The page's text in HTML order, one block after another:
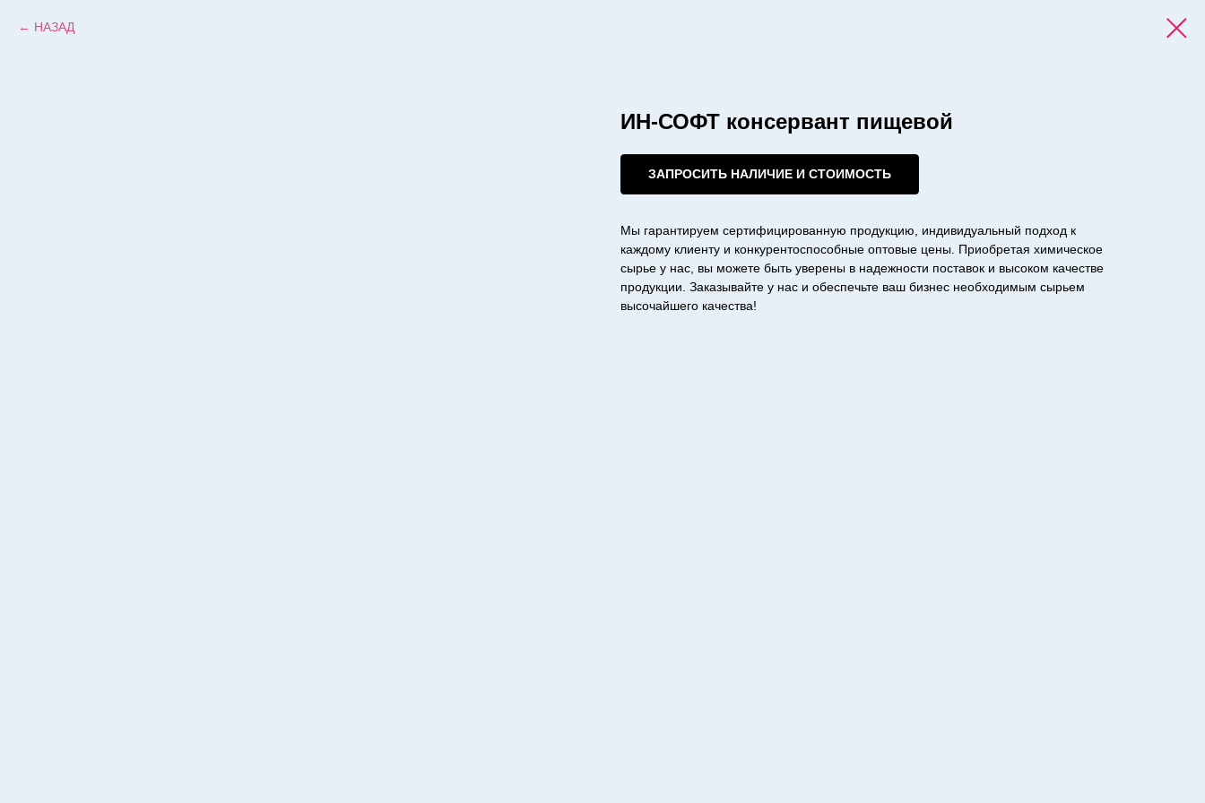
НАЗАД
ИН-СОФТ консервант пищевой
ЗАПРОСИТЬ НАЛИЧИЕ И СТОИМОСТЬ
Мы гарантируем сертифицированную продукцию, индивидуальный подход к
каждому клиенту и конкурентоспособные оптовые цены. Приобретая химическое
сырье у нас, вы можете быть уверены в надежности поставок и высоком качестве
продукции. Заказывайте у нас и обеспечьте ваш бизнес необходимым сырьем
высочайшего качества!